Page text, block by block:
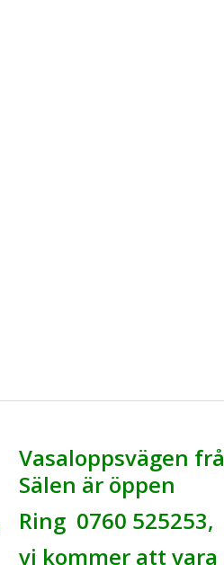
Vasaloppsvägen
Sälen är öppen
Ring 0760 525253,
vi kommer att